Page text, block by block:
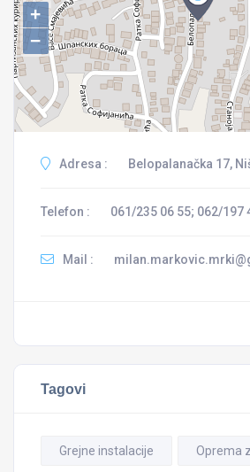
+
−
Adresa : Belopalanačka 17,
Telefon : 061/235 06 55; 062/197
Mail :
Tagovi
Grejne instalacije Oprema